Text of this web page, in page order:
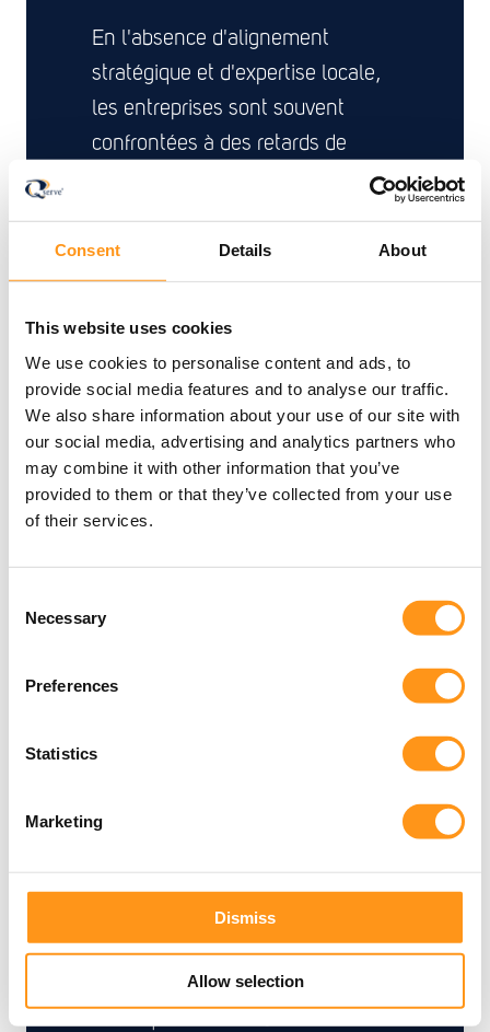
Consent Details About
This website uses cookies
We use cookies to personalise content and ads, to
provide social media features and to analyse our traffic.
We also share information about your use of our site with
our social media, advertising and analytics partners who
may combine it with other information that you’ve
provided to them or that they’ve collected from your use
of their services.
Selection
Necessary
Preferences
Statistics
Marketing
Dismiss
Allow selection
En l'absence d'alignement
stratégique et d'expertise locale,
les entreprises sont souvent
confrontées à des retards de
des soumissions mal classées et
à des questions réglementaires
qui se répercutent sur les
marchés, entraînant le blocage
des importations de dispositifs,
des amendes ou le retrait du
marché.
Nous réunissons une expertise
réglementaire locale approfondie
et un soutien sur le terrain -
Vous souhaitez confier
l'autorisation de mise sur le
marché à un partenaire fiable en
Amérique latine et dans les